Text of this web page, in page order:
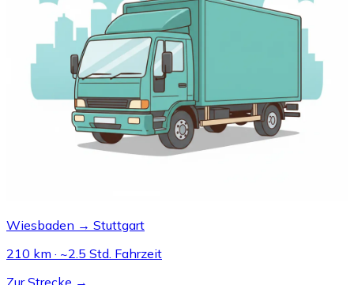
Wiesbaden → Stuttgart
210 km · ~2.5 Std. Fahrzeit